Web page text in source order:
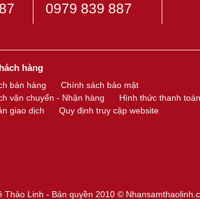
0979 839 887
hàng
bán hàng
Chính sách bảo mật
vận chuyển - Nhận hàng
Hình thức thanh toán
giao dịch
Quy định truy cập website
Thảo Linh - Bản quyền 2010 ©